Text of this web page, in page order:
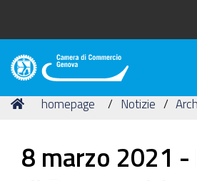
Camera
Commercio
Tu
Home
homepage Notizie
8 marzo 2021 -